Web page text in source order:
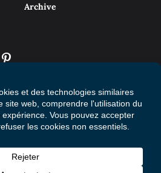
Archive